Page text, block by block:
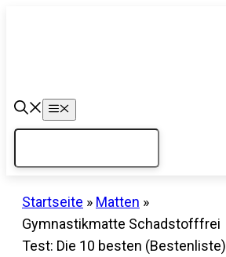
Menü
Startseite » Matten »
Gymnastikmatte Schadstofffrei
Test: Die 10 besten (Bestenliste)